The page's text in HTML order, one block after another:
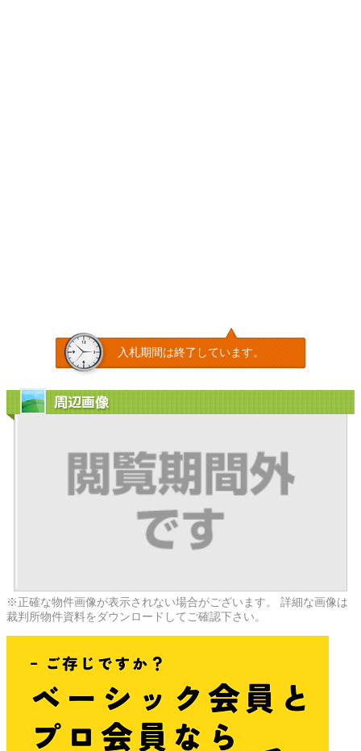
入札期間は終了しています。
周辺画像
※正確な物件画像が表示されない場合がございます。 詳細な画像は
裁判所物件資料をダウンロードしてご確認下さい。